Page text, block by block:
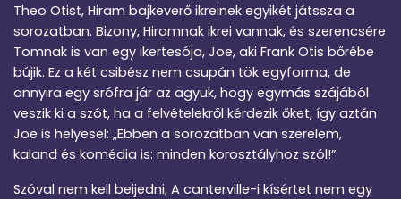
Theo Otist, Hiram bajkeverő ikreinek egyikét játssza a
sorozatban. Bizony, Hiramnak ikrei vannak, és szerencsére
Tomnak is van egy ikertesója, Joe, aki Frank Otis bőrébe
bújik. Ez a két csibész nem csupán tök egyforma, de
annyira egy srófra jár az agyuk, hogy egymás szájából
veszik ki a szót, ha a felvételekről kérdezik őket, így aztán
Joe is helyesel: „Ebben a sorozatban van szerelem,
kaland és komédia is: minden korosztályhoz szól!”
Szóval nem kell beijedni, A canterville-i kísértet nem egy